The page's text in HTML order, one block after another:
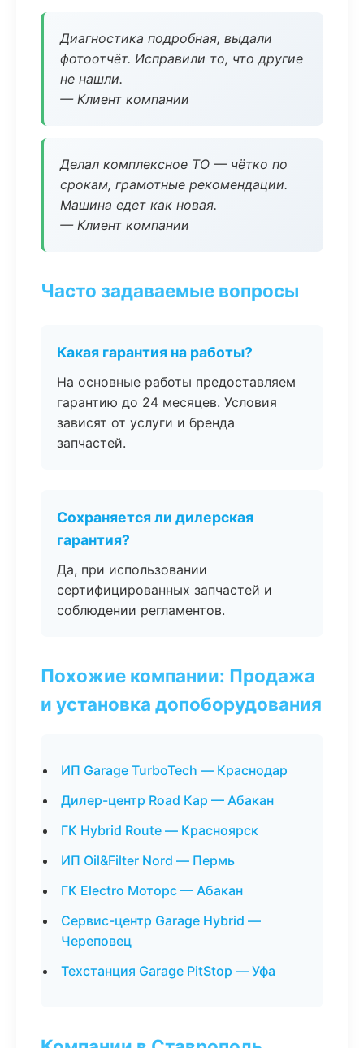
Диагностика подробная, выдали
фотоотчёт. Исправили то, что другие
не нашли.
— Клиент компании
Делал комплексное ТО — чётко по
срокам, грамотные рекомендации.
Машина едет как новая.
— Клиент компании
Часто задаваемые вопросы
Какая гарантия на работы?
На основные работы предоставляем
гарантию до 24 месяцев. Условия
зависят от услуги и бренда
запчастей.
Сохраняется ли дилерская
гарантия?
Да, при использовании
сертифицированных запчастей и
соблюдении регламентов.
Похожие компании: Продажа
и установка допоборудования
ИП Garage TurboTech — Краснодар
Дилер-центр Road Кар — Абакан
ГК Hybrid Route — Красноярск
ИП Oil&Filter Nord — Пермь
ГК Electro Моторс — Абакан
Сервис-центр Garage Hybrid —
Череповец
Техстанция Garage PitStop — Уфа